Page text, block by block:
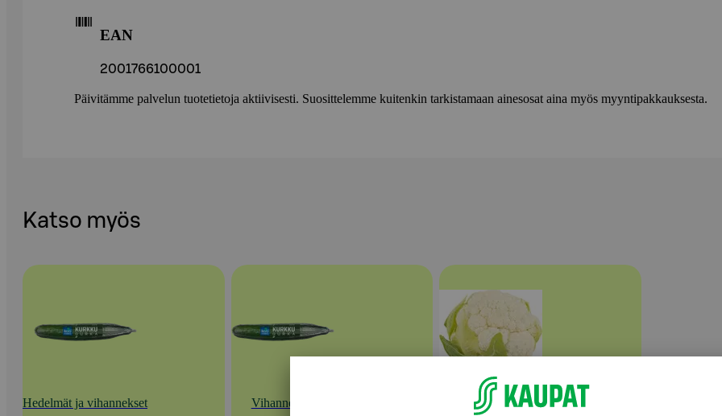
EAN
2001766100001
Päivitämme palvelun tuotetietoja aktiivisesti. Suosittelemme kuitenkin tarkistamaan ainesosat aina myös myyntipakkauksesta.
Katso myös
Hedelmät ja vihannekset Vihannekset Kaalit